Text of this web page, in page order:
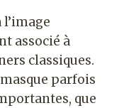
associé à
classiques.
parfois
que